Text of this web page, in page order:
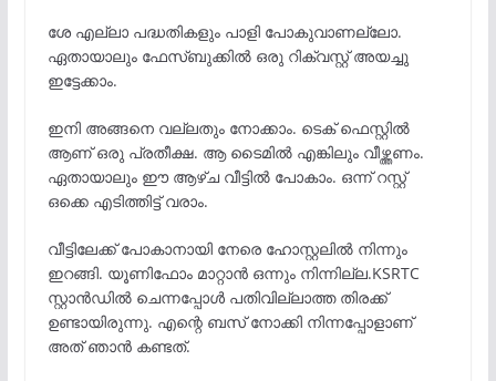
ശേ എല്ലാ പദ്ധതികളും പാളി പോകുവാണല്ലോ.
ഏതായാലും ഫേസ്ബുക്കിൽ ഒരു റിക്വസ്റ്റ് അയച്ചു
ഇട്ടേക്കാം.
ഇനി അങ്ങനെ വല്ലതും നോക്കാം. ടെക് ഫെസ്റ്റിൽ
ആണ് ഒരു പ്രതീക്ഷ. ആ ടൈമിൽ എങ്കിലും വീഴ്ത്തണം.
ഏതായാലും ഈ ആഴ്ച വീട്ടിൽ പോകാം. ഒന്ന് റസ്റ്റ്‌
ഒക്കെ എടിത്തിട്ട് വരാം.
വീട്ടിലേക്ക് പോകാനായി നേരെ ഹോസ്റ്റലിൽ നിന്നും
ഇറങ്ങി. യൂണിഫോം മാറ്റാൻ ഒന്നും നിന്നില്ല.KSRTC
സ്റ്റാൻഡിൽ ചെന്നപ്പോൾ പതിവില്ലാത്ത തിരക്ക്
ഉണ്ടായിരുന്നു. എന്റെ ബസ് നോക്കി നിന്നപ്പോളാണ്
അത് ഞാൻ കണ്ടത്.